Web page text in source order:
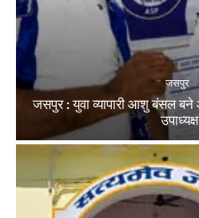
जसपुर
जसपुर : युवा व्यापारी आशु बंसल बने
उपाध्यक्ष